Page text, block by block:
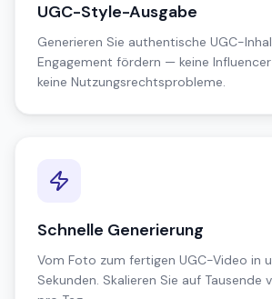
UGC-Style-Ausgabe
Generieren Sie authentische UGC-
Engagement fördern — keine
keine Nutzungsrechtsprobleme.
Schnelle Generierung
Vom Foto zum fertigen UGC-Video in
Sekunden. Skalieren Sie auf Tausende